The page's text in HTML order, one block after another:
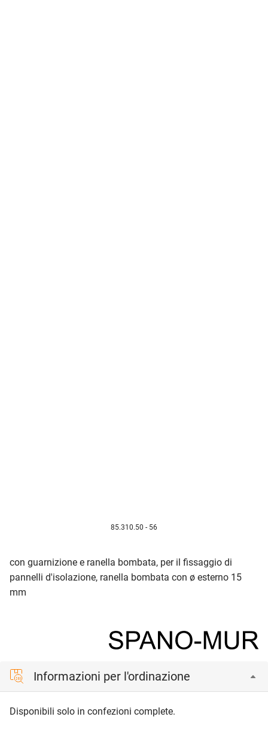
85.310.50 - 56
con guarnizione e ranella bombata, per il fissaggio di
pannelli d'isolazione, ranella bombata con ø esterno 15
mm
Informazioni per l'ordinazione
Disponibili solo in confezioni complete.